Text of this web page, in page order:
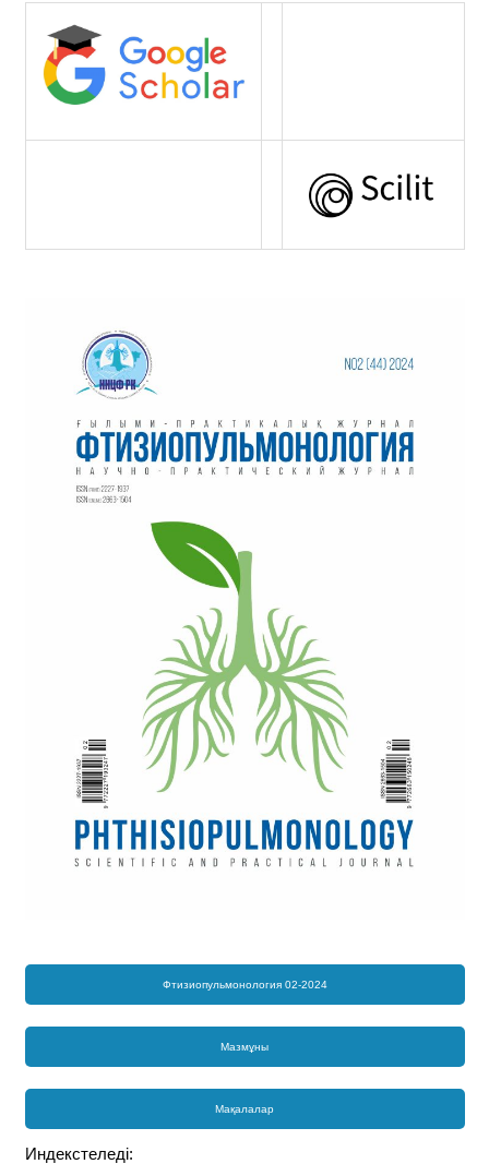
Фтизиопульмонология 02-2024
Мазмұны
Мақалалар
Индекстеледі: